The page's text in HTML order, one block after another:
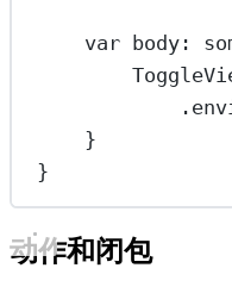
var body:
.
}
}
动作和闭包